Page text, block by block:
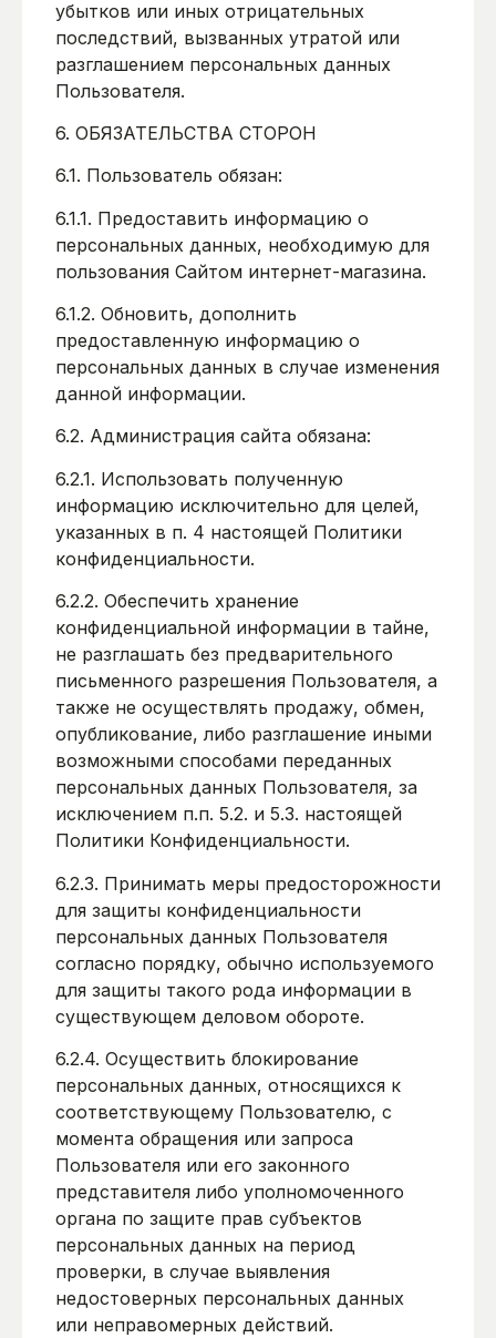
убытков или иных отрицательных
последствий, вызванных утратой или
разглашением персональных данных
Пользователя.
6. ОБЯЗАТЕЛЬСТВА СТОРОН
6.1. Пользователь обязан:
6.1.1. Предоставить информацию о
персональных данных, необходимую для
пользования Сайтом интернет-магазина.
6.1.2. Обновить, дополнить
предоставленную информацию о
персональных данных в случае изменения
данной информации.
6.2. Администрация сайта обязана:
6.2.1. Использовать полученную
информацию исключительно для целей,
указанных в п. 4 настоящей Политики
конфиденциальности.
6.2.2. Обеспечить хранение
конфиденциальной информации в тайне,
не разглашать без предварительного
письменного разрешения Пользователя, а
также не осуществлять продажу, обмен,
опубликование, либо разглашение иными
возможными способами переданных
персональных данных Пользователя, за
исключением п.п. 5.2. и 5.3. настоящей
Политики Конфиденциальности.
6.2.3. Принимать меры предосторожности
для защиты конфиденциальности
персональных данных Пользователя
согласно порядку, обычно используемого
для защиты такого рода информации в
существующем деловом обороте.
6.2.4. Осуществить блокирование
персональных данных, относящихся к
соответствующему Пользователю, с
момента обращения или запроса
Пользователя или его законного
представителя либо уполномоченного
органа по защите прав субъектов
персональных данных на период
проверки, в случае выявления
недостоверных персональных данных
или неправомерных действий.